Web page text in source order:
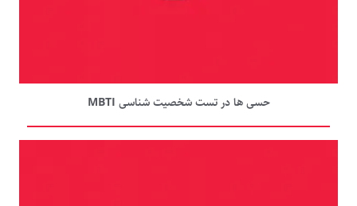
حسی ها در تست شخصیت شناسی MBTI